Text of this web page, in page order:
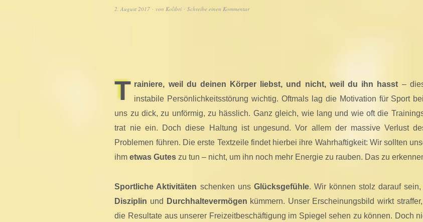
2. August 2017 vonKolibri Schreibe einen Kommentar
T rainiere, weil du deinen Körper liebst, und nicht, weil du ihn hasst –
instabile Persönlichkeitsstörung wichtig. Oftmals lag die Motivation für Sport
uns zu dick, zu unförmig, zu hässlich. Ganz gleich, wie lang und wie oft die
trat nie ein. Doch diese Haltung ist ungesund. Vor allem der massive Verlust
Problemen führen. Die erste Textzeile findet hierbei ihre Wahrhaftigkeit: Wir sollten
ihmetwas Gutes zu tun – nicht, um ihn noch mehr Energie zu rauben. Das zu
Sportliche Aktivitäten schenken uns Glücksgefühle. Wir können stolz darauf
Disziplin und Durchhaltevermögen kümmern. Unser Erscheinungsbild wirkt
die Resultate aus unserer Freizeitbeschäftigung im Spiegel sehen zu können. Doch